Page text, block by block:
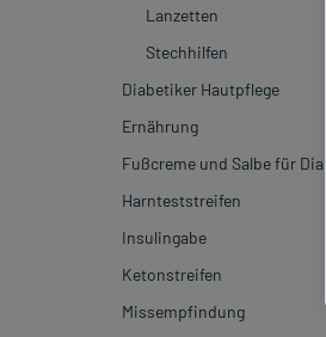
Lanzetten
Stechhilfen
Diabetiker Hautpflege
Ernährung
Fußcreme und Salbe für
Harnteststreifen
Insulingabe
Ketonstreifen
Missempfindung